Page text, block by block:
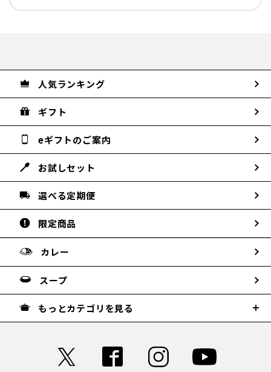
人気ランキング
ギフト
eギフトのご案内
お試しセット
選べる定期便
限定商品
カレー
スープ
もっとカテゴリを見る